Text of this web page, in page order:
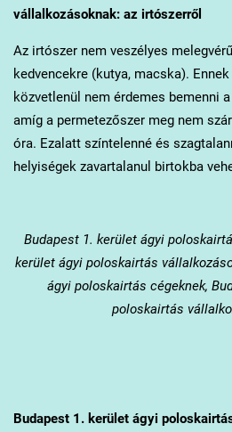
vállalkozásoknak: az irtószerről
Az irtószer nem veszélyes
kedvencekre (kutya, macska).
közvetlenül nem érdemes bemenni
amíg a permetezőszer meg nem
óra. Ezalatt színtelenné és
helyiségek zavartalanul birtokba
Budapest 1. kerület ágyi
kerület ágyi poloskairtás
ágyi poloskairtás cégeknek,
poloskairtás
Budapest 1. kerületágyi